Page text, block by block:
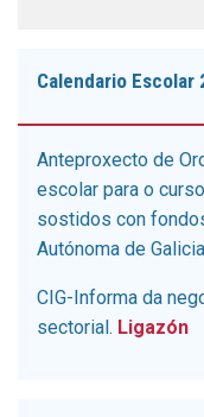
Calendario Escolar
Anteproxecto de
escolar para o
sostidos con
Autónoma de
CIG-Informa da
sectorial. Ligazón